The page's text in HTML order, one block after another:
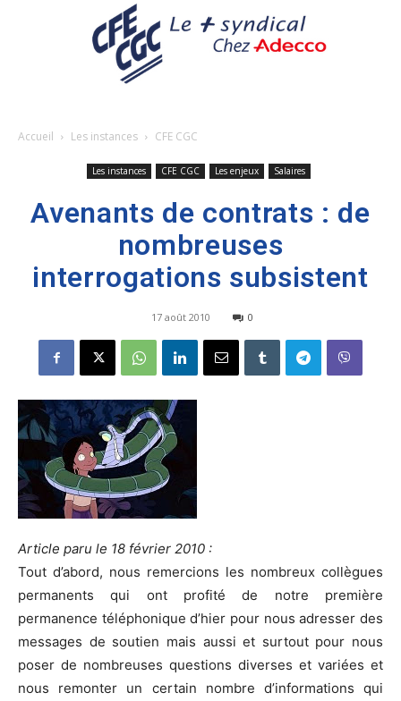
Accueil Les instances CFE CGC
Les instances CFE CGC Les enjeux Salaires
Avenants de contrats : de
nombreuses
interrogations subsistent
17 août 2010 0
Article paru le 18 février 2010 :
Tout d’abord, nous remercions les nombreux collègues
permanents qui ont profité de notre première
permanence téléphonique d’hier pour nous adresser des
messages de soutien mais aussi et surtout pour nous
poser de nombreuses questions diverses et variées et
nous remonter un certain nombre d’informations qui